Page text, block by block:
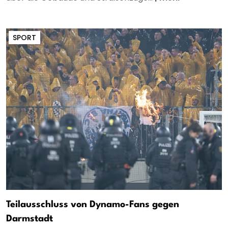
SPORT
Teilausschluss von Dynamo-Fans gegen
Darmstadt